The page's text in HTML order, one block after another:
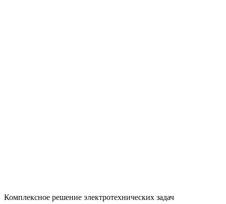
Комплексное решение электротехнических задач